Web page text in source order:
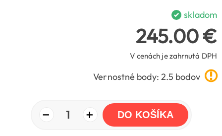
skladom
245.00 €
V cenách je zahrnutá DPH
Vernostné body: 2.5 bodov
− 1 + DO KOŠÍKA